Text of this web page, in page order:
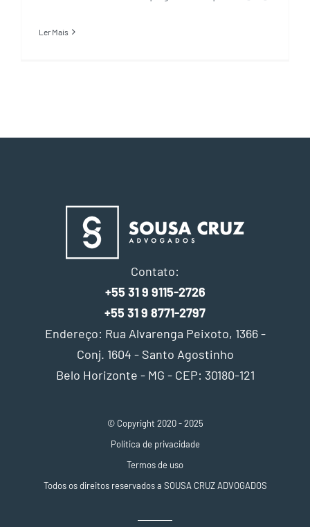
Ler Mais
Contato:
+55 31 9 9115-2726
+55 31 9 8771-2797
Endereço: Rua Alvarenga Peixoto, 1366 -
Conj. 1604 - Santo Agostinho
Belo Horizonte - MG - CEP: 30180-121
© Copyright 2020 - 2025
Política de privacidade
Termos de uso
Todos os direitos reservados a SOUSA CRUZ ADVOGADOS